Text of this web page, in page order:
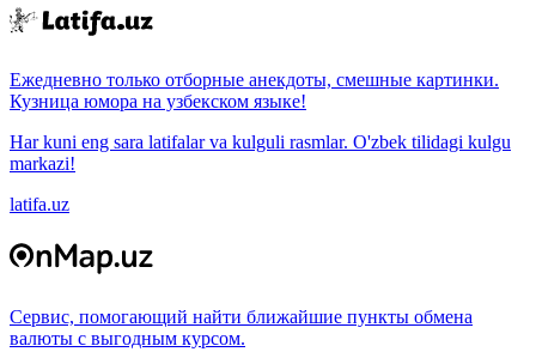
Ежедневно только отборные анекдоты, смешные картинки.
Кузница юмора на узбекском языке!
Har kuni eng sara latifalar va kulguli rasmlar. O'zbek tilidagi kulgu
markazi!
latifa.uz
Сервис, помогающий найти ближайшие пункты обмена
валюты с выгодным курсом.